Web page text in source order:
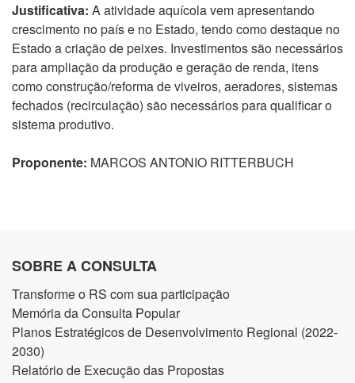
Justificativa: A atividade aquícola vem apresentando
crescimento no país e no Estado, tendo como destaque no
Estado a criação de peixes. Investimentos são necessários
para ampliação da produção e geração de renda, itens
como construção/reforma de viveiros, aeradores, sistemas
fechados (recirculação) são necessários para qualificar o
sistema produtivo.
Proponente: MARCOS ANTONIO RITTERBUCH
SOBRE A CONSULTA
Transforme o RS com sua participação
Memória da Consulta Popular
Planos Estratégicos de Desenvolvimento Regional (2022-
2030)
Relatório de Execução das Propostas